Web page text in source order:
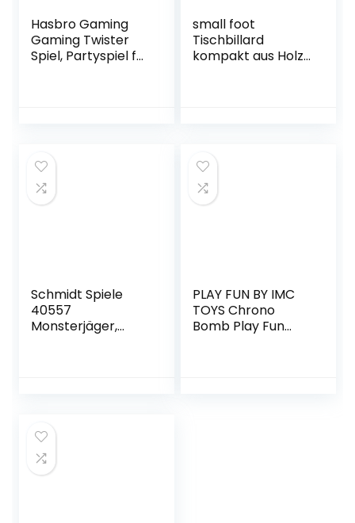
Hasbro Gaming
Gaming Twister
Spiel, Partyspiel für
small foot
Tischbillard
kompakt aus Holz,
Schmidt Spiele
40557
Monsterjäger,
PLAY FUN BY IMC
TOYS Chrono
Bomb Play Fun